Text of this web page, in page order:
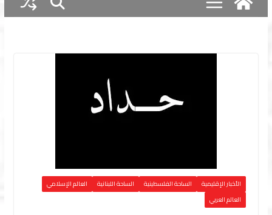
الأخبار الإقليمية الساحة الفلسطينية الساحة اللبنانية
العالم الإسلامي
العالم العربي